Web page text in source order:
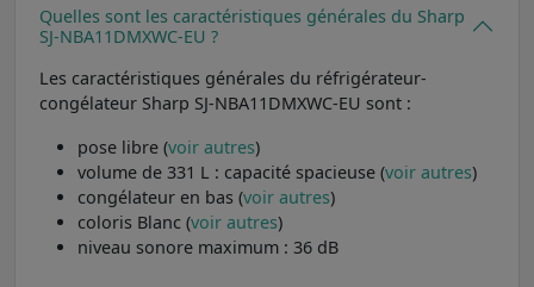
Quelles sont les caractéristiques générales du Sharp
SJ-NBA11DMXWC-EU ?
Les caractéristiques générales du réfrigérateur-
congélateur Sharp SJ-NBA11DMXWC-EU sont :
pose libre (voir autres)
volume de 331 L : capacité spacieuse (voir autres)
congélateur en bas (voir autres)
coloris Blanc (voir autres)
niveau sonore maximum : 36 dB